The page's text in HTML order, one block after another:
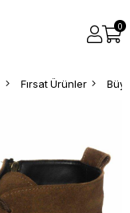
0
Fırsat Ürünler